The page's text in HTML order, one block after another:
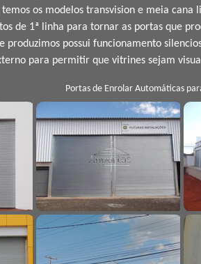
os modelos transvision e meia cana
de 1ª linha para tornar as portas que
produzimos possui funcionamento
para permitir que vitrines sejam
Portas de Enrolar Automáticas